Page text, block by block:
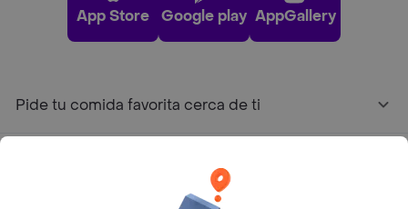
App Store Google play AppGallery
Pide tu comida favorita cerca de ti